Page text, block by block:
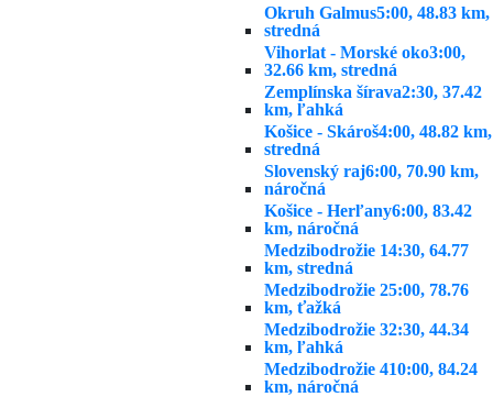
Okruh Galmus5:00, 48.83 km,
stredná
Vihorlat - Morské oko3:00,
32.66 km, stredná
Zemplínska šírava2:30, 37.42
km, ľahká
Košice - Skároš4:00, 48.82 km,
stredná
Slovenský raj6:00, 70.90 km,
náročná
Košice - Herľany6:00, 83.42
km, náročná
Medzibodrožie 14:30, 64.77
km, stredná
Medzibodrožie 25:00, 78.76
km, ťažká
Medzibodrožie 32:30, 44.34
km, ľahká
Medzibodrožie 410:00, 84.24
km, náročná